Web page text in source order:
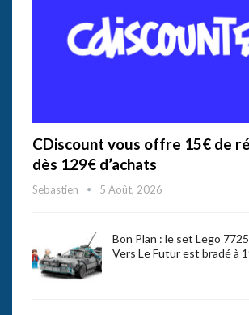
CDiscount vous offre 15€ de
dès 129€ d’achats
Sebastien 5 Août, 2026
Bon Plan : le set Lego
Vers Le Futur est bradé à